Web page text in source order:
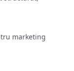
marketing